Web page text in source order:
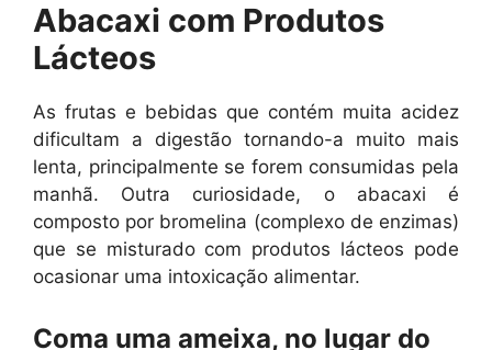
Abacaxi com Produtos
Lácteos
As frutas e bebidas que contém muita acidez
dificultam a digestão tornando-a muito mais
lenta, principalmente se forem consumidas pela
manhã. Outra curiosidade, o abacaxi é
composto por bromelina (complexo de enzimas)
que se misturado com produtos lácteos pode
ocasionar uma intoxicação alimentar.
Coma uma ameixa, no lugar do